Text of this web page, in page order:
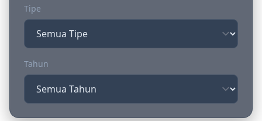
Tipe
Tahun